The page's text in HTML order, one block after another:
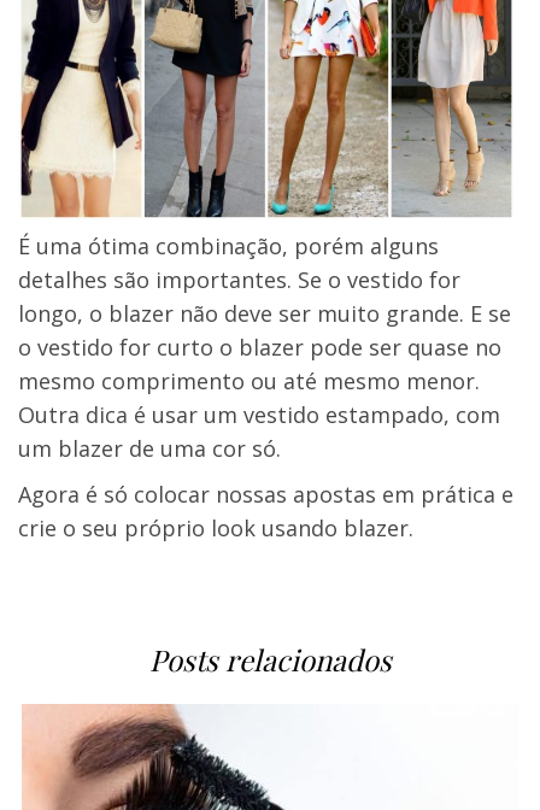
É uma ótima combinação, porém alguns
detalhes são importantes. Se o vestido for
longo, o blazer não deve ser muito grande. E se
o vestido for curto o blazer pode ser quase no
mesmo comprimento ou até mesmo menor.
Outra dica é usar um vestido estampado, com
um blazer de uma cor só.
Agora é só colocar nossas apostas em prática e
crie o seu próprio look usando blazer.
Posts relacionados